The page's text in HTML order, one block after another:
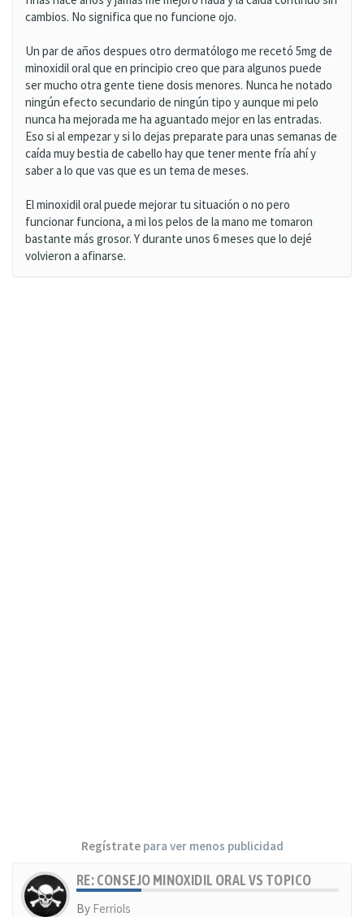
cambios. No significa que no funcione ojo.
Un par de años despues otro dermatólogo me recetó 5mg de
minoxidil oral que en principio creo que para algunos puede
ser mucho otra gente tiene dosis menores. Nunca he notado
ningún efecto secundario de ningún tipo y aunque mi pelo
nunca ha mejorada me ha aguantado mejor en las entradas.
Eso si al empezar y si lo dejas preparate para unas semanas de
caída muy bestia de cabello hay que tener mente fría ahí y
saber a lo que vas que es un tema de meses.
El minoxidil oral puede mejorar tu situación o no pero
funcionar funciona, a mi los pelos de la mano me tomaron
bastante más grosor. Y durante unos 6 meses que lo dejé
volvieron a afinarse.
Regístratepara ver menos publicidad
RE: CONSEJO MINOXIDIL ORAL VS TOPICO
By Ferriols